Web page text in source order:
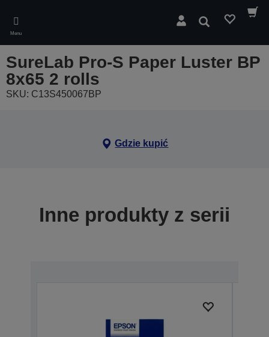
main
content
Menu
Wyszukaj
SureLab Pro-S Paper Luster BP
8x65 2 rolls
SKU: C13S450067BP
Gdzie kupić
Inne produkty z serii